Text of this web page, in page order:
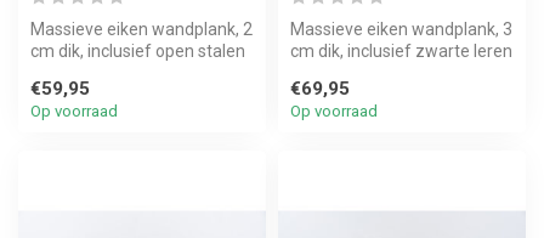
Massieve eiken wandplank, 2
cm dik, inclusief open stalen
€59,95
Op voorraad
Massieve eiken wandplank, 3
cm dik, inclusief zwarte leren
€69,95
Op voorraad